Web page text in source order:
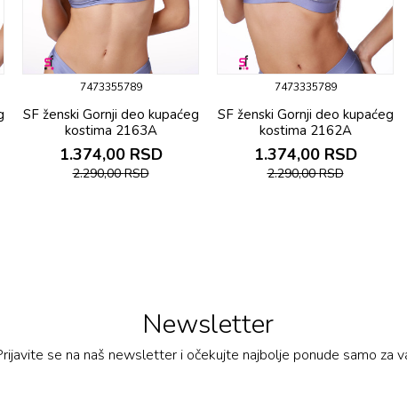
7473355789
SF ženski Gornji deo kupaćeg
kostima 2163A
1.374,00 RSD
2.290,00RSD
7473335789
SF ženski Gornji deo kupaćeg
kostima 2162A
1.374,00 RSD
2.290,00RSD
Newsletter
se na naš newsletter i očekujte najbolje ponude samo za